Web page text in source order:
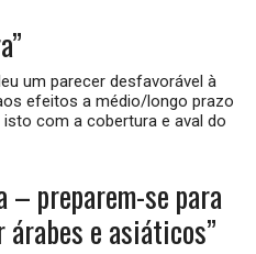
um parecer desfavorável à
efeitos a médio/longo prazo
com a cobertura e aval do
– preparem-se para
e asiáticos”